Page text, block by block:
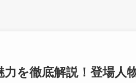
を徹底解説！登場人